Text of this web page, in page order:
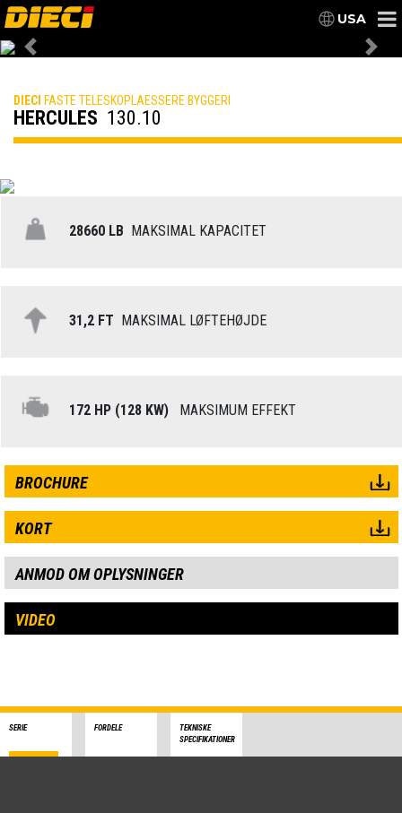
USA
Previous
DIECI FASTE TELESKOPLAESSERE BYGGERI
HERCULES 130.10
28660 LB MAKSIMAL KAPACITET
31,2 FT MAKSIMAL LØFTEHØJDE
172 HP (128 KW) MAKSIMUM EFFEKT
BROCHURE
KORT
ANMOD OM OPLYSNINGER
VIDEO
SERIE FORDELE
TEKNISKE
SPECIFIKATIONER